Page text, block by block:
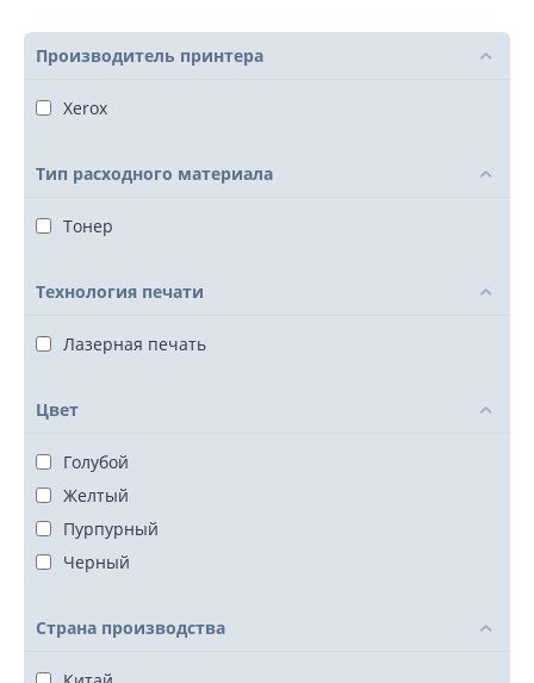
Производитель принтера
Xerox
Тип расходного материала
Тонер
Технология печати
Лазерная печать
Цвет
Голубой
Желтый
Пурпурный
Черный
Страна производства